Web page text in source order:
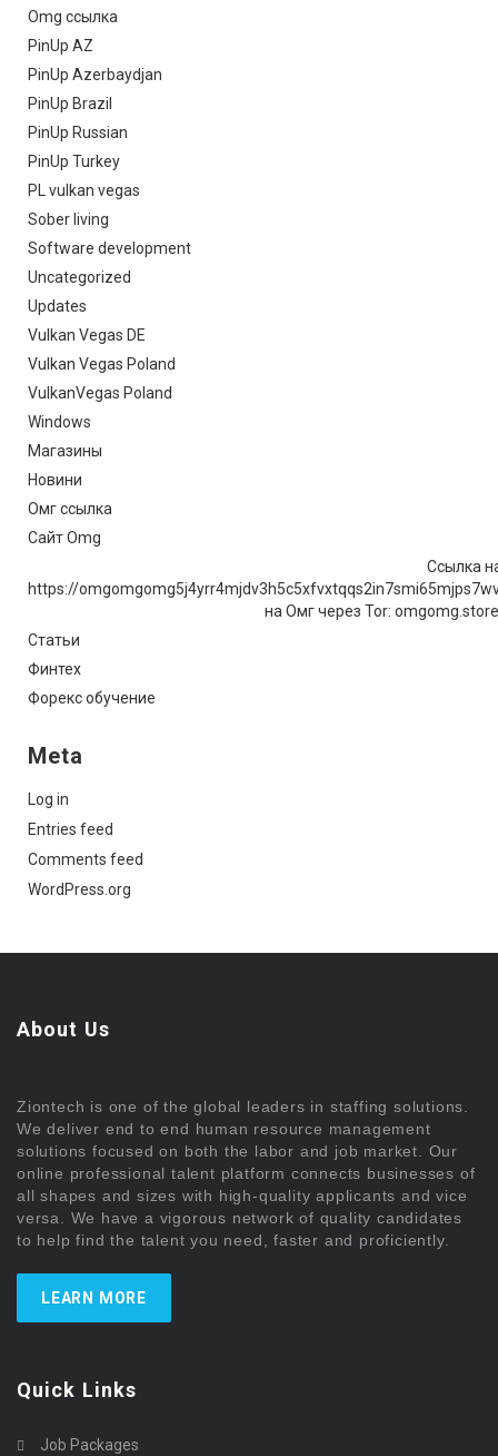
Omg ссылка
PinUp AZ
PinUp Azerbaydjan
PinUp Brazil
PinUp Russian
PinUp Turkey
PL vulkan vegas
Sober living
Software development
Uncategorized
Updates
Vulkan Vegas DE
Vulkan Vegas Poland
VulkanVegas Poland
Windows
Магазины
Новини
Омг ссылка
Сайт Omg
Ссылка
https://
на Омг через Tor:
Статьи
Финтех
Форекс обучение
Meta
Log in
Entries feed
Comments feed
WordPress.org
About Us
Ziontech is one of the global leaders in staffing solutions.
We deliver end to end human resource management
solutions focused on both the labor and job market. Our
online professional talent platform connects businesses of
all shapes and sizes with high-quality applicants and vice
versa. We have a vigorous network of quality candidates
to help find the talent you need, faster and proficiently.
LEARN MORE
Quick Links
Job Packages